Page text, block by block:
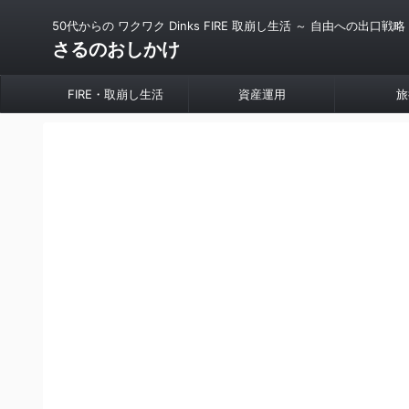
50代からの ワクワク Dinks FIRE 取崩し生活 ～ 自由への出口戦略
さるのおしかけ
FIRE・取崩し生活 資産運用